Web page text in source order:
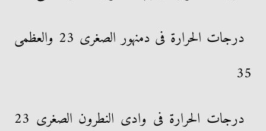
درجات الحرارة فى دمنهور الصغرى 23 والعظمى
35
درجات الحرارة فى وادى النطرون الصغرى 23